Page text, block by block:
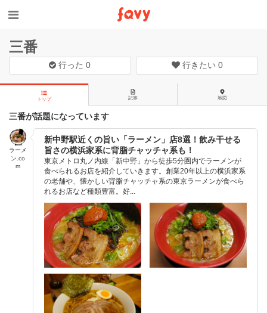
三番
行った0 行きたい 0
トップ 記事 地図
三番が話題になっています
ラーメ
ン.co
m
新中野駅近くの旨い「ラーメン」店8選！飲み干せる
旨さの横浜家系に背脂チャッチャ系も！
東京メトロ丸ノ内線「新中野」から徒歩5分圏内でラーメンが
食べられるお店を紹介していきます。創業20年以上の横浜家系
の老舗や、懐かしい背脂チャッチャ系の東京ラーメンが食べら
れるお店など種類豊富。好...